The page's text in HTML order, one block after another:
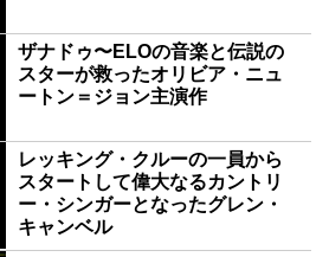
ザナドゥ〜ELOの音楽と伝説の
スターが救ったオリビア・ニュ
ートン＝ジョン主演作
レッキング・クルーの一員から
スタートして偉大なるカントリ
ー・シンガーとなったグレン・
キャンベル